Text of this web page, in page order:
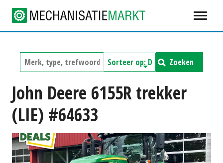
Zoeken
John Deere 6155R trekker
(LIE) #64633